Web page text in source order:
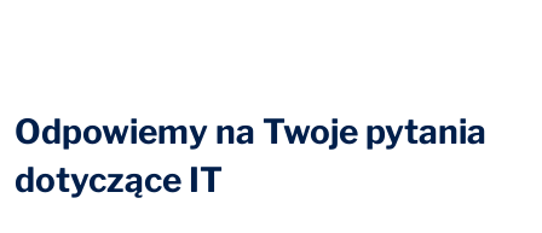
Odpowiemy na Twoje pytania
dotyczące IT